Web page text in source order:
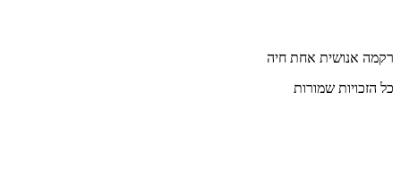
רקמה אנושית אחת חיה
כל הזכויות שמורות